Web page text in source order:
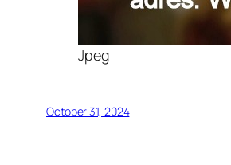
Jpeg
October 31, 2024